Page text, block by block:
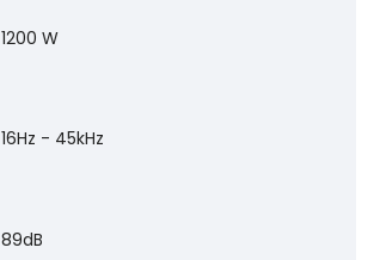
1200 W
16Hz - 45kHz
89dB